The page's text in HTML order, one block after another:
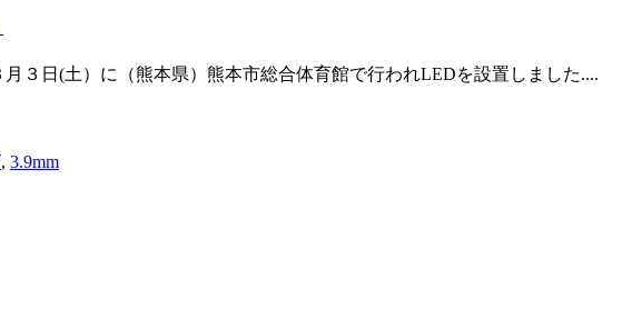
３日(土）に（熊本県）熊本市総合体育館で行われLEDを設置しました....
, 3.9mm